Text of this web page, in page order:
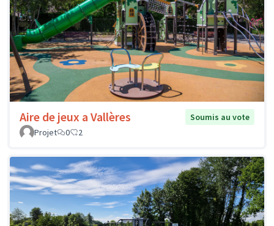
Aire de jeux a Vallères
Soumis au vote
Projet
0 2